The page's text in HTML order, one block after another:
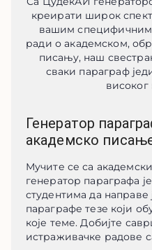
креирати широк
вашим специфичним
ради о академском,
писању, наш
сваки параграф
високог
Генератор
академско
Мучите се са
генератор параграфа
студентима да направе
параграфе тезе који
које теме. Добијте
истраживачке радове